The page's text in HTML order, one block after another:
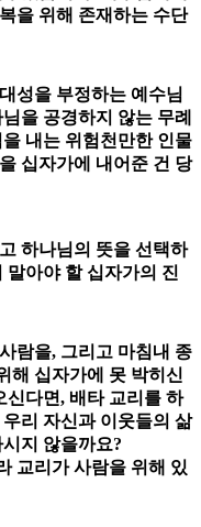
을 위해 존재하는 수단
성을 부정하는 예수님
을 공경하지 않는 무례
내는 위험천만한 인물
십자가에 내어준 건 당
하나님의 뜻을 선택하
말아야 할 십자가의 진
람을, 그리고 마침내 종
해 십자가에 못 박히신
신다면, 배타 교리를 하
리 자신과 이웃들의 삶
지 않을까요?
교리가 사람을 위해 있